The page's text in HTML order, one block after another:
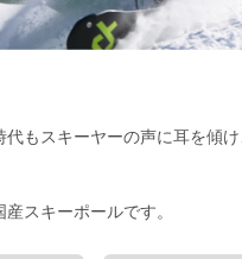
もスキーヤーの声に耳を傾
スキーポールです。